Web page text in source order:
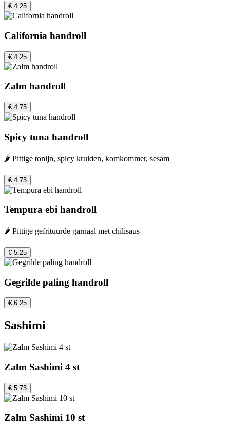
€ 4.25
California handroll
€ 4.25
Zalm handroll
€ 4.75
Spicy tuna handroll
🌶️ Pittige tonijn, spicy kruiden, komkommer, sesam
€ 4.75
Tempura ebi handroll
🌶️ Pittige gefrituurde garnaal met chilisaus
€ 5.25
Gegrilde paling handroll
€ 6.25
Sashimi
Zalm Sashimi 4 st
€ 5.75
Zalm Sashimi 10 st